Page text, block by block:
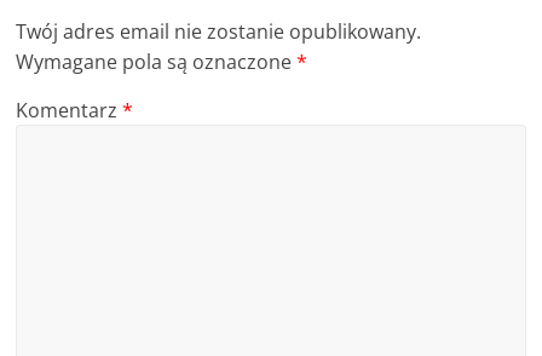
Twój adres email nie zostanie opublikowany.
Wymagane pola są oznaczone*
Komentarz*